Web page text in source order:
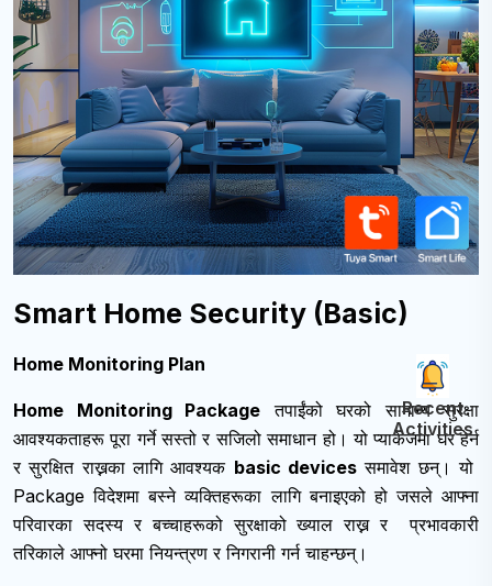
Smart Home Security (Basic)
Home Monitoring Plan
Home Monitoring Package तपाईंको घरको सामान्य सुरक्षा
आवश्यकताहरू पूरा गर्ने सस्तो र सजिलो समाधान हो। यो प्याकेजमा घर हेर्न
र सुरक्षित राख्नका लागि आवश्यक basic devices समावेश छन्। यो
Package विदेशमा बस्ने व्यक्तिहरूका लागि बनाइएको हो जसले आफ्ना
परिवारका सदस्य र बच्चाहरूको सुरक्षाको ख्याल राख्न र प्रभावकारी
तरिकाले आफ्नो घरमा नियन्त्रण र निगरानी गर्न चाहन्छन्।
Recent
Activities